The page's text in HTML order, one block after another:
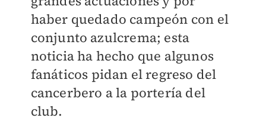
haber quedado campeón con el
conjunto azulcrema; esta
noticia ha hecho que algunos
fanáticos pidan el regreso del
cancerbero a la portería del
club.